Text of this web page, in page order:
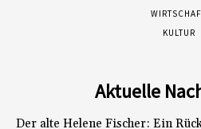
KULTUR
Aktuelle
Der alte Helene Fischer: Ein